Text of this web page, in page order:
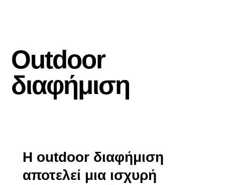
Outdoor
διαφήμιση
Η outdoor διαφήμιση
αποτελεί μια ισχυρή